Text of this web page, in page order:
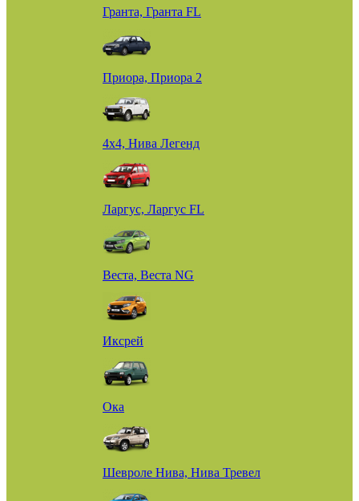
Гранта, Гранта FL
Приора, Приора 2
4х4, Нива Легенд
Ларгус, Ларгус FL
Веста, Веста NG
Иксрей
Ока
Шевроле Нива, Нива Тревел